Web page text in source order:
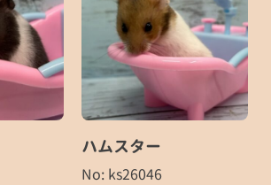
ハムスター
No: ks26046